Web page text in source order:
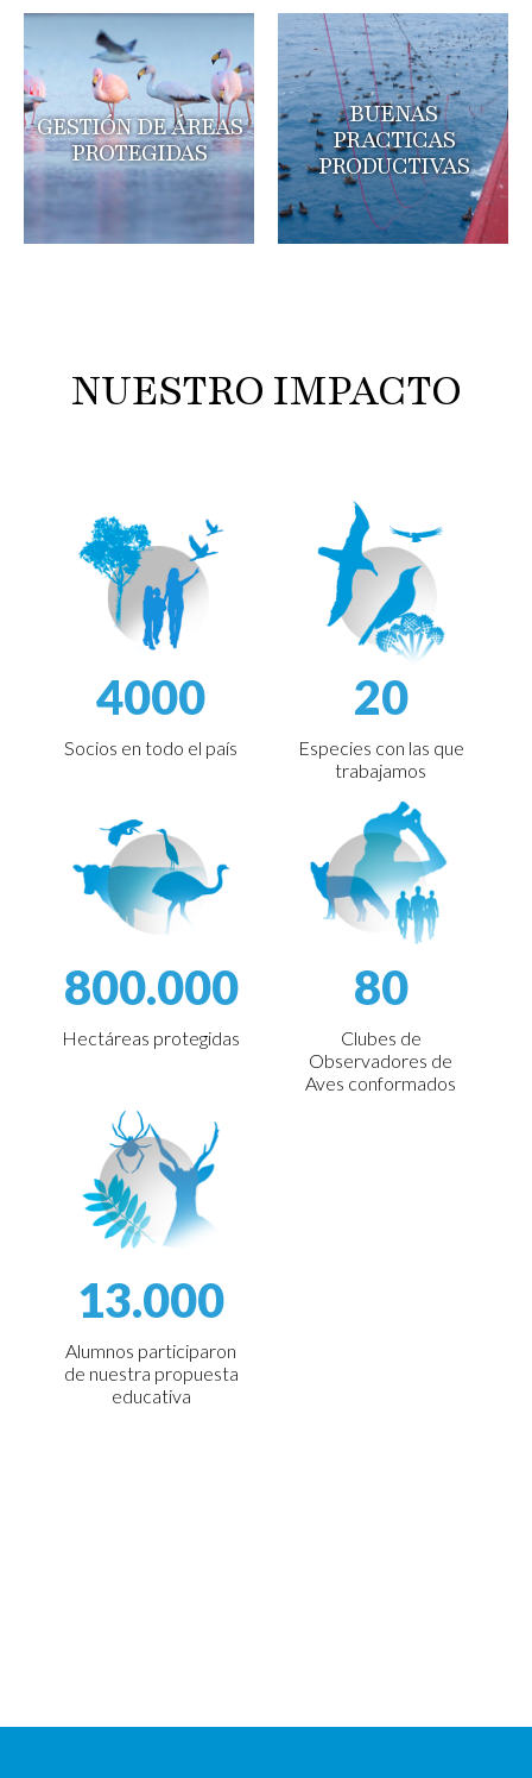
GESTIÓN DE ÁREAS
PROTEGIDAS
BUENAS
PRACTICAS
PRODUCTIVAS
NUESTRO IMPACTO
4000
Socios en todo el país
20
Especies con las que
trabajamos
800.000
Hectáreas protegidas
80
Clubes de
Observadores de
Aves conformados
13.000
Alumnos participaron
de nuestra propuesta
educativa